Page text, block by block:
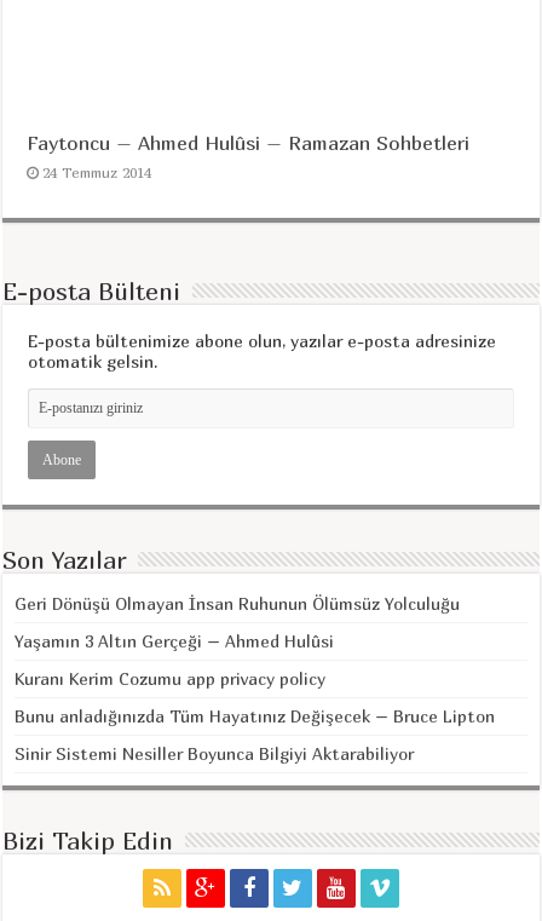
Faytoncu – Ahmed Hulûsi – Ramazan Sohbetleri
24 Temmuz 2014
E-posta Bülteni
E-posta bültenimize abone olun, yazılar e-posta adresinize
otomatik gelsin.
Son Yazılar
Geri Dönüşü Olmayan İnsan Ruhunun Ölümsüz Yolculuğu
Yaşamın 3 Altın Gerçeği – Ahmed Hulûsi
Kuranı Kerim Cozumu app privacy policy
Bunu anladığınızda Tüm Hayatınız Değişecek – Bruce Lipton
Sinir Sistemi Nesiller Boyunca Bilgiyi Aktarabiliyor
Bizi Takip Edin